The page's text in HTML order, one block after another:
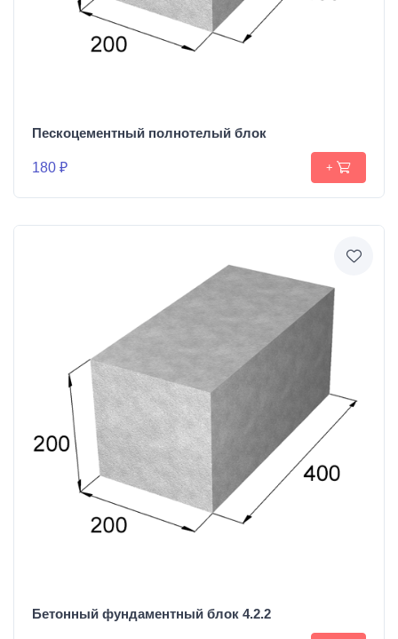
Пескоцементный полнотелый блок
180 ₽ +
Бетонный фундаментный блок 4.2.2